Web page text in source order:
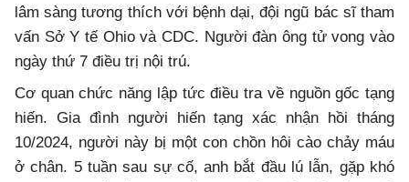
lâm sàng tương thích với bệnh dại, đội ngũ bác sĩ tham
vấn Sở Y tế Ohio và CDC. Người đàn ông tử vong vào
ngày thứ 7 điều trị nội trú.
Cơ quan chức năng lập tức điều tra về nguồn gốc tạng
hiến. Gia đình người hiến tạng xác nhận hồi tháng
10/2024, người này bị một con chồn hôi cào chảy máu
ở chân. 5 tuần sau sự cố, anh bắt đầu lú lẫn, gặp khó